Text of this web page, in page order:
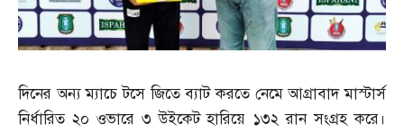
দিনের অন্য ম্যাচে টসে জিতে ব্যাট করতে নেমে আগ্রাবাদ মাস্টার্স
নির্ধারিত ২০ ওভারে ৩ উইকেট হারিয়ে ১৩২ রান সংগ্রহ করে।